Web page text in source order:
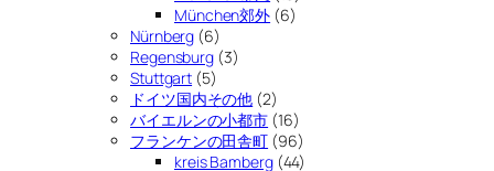
München郊外 (6)
Nürnberg (6)
Regensburg (3)
Stuttgart (5)
ドイツ国内その他 (2)
バイエルンの小都市 (16)
フランケンの田舎町 (96)
kreis Bamberg(44)